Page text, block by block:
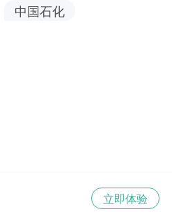
中国石化
立即体验